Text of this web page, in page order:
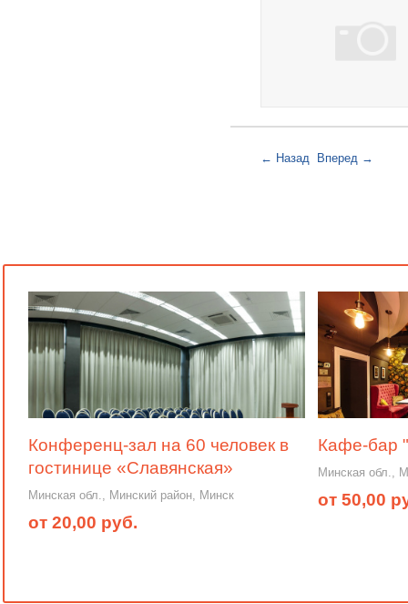
← Назад Вперед →
Конференц-зал на 60 человек в
гостинице «Славянская»
Минская обл., Минский район, Минск
от 20,00 руб.
Кафе-бар
Минская обл.,
от 50,00